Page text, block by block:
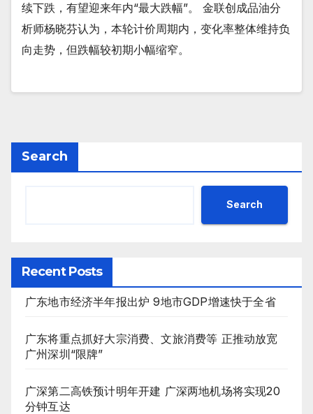
续下跌，有望迎来年内“最大跌幅”。 金联创成品油分
析师杨晓芬认为，本轮计价周期内，变化率整体维持负
向走势，但跌幅较初期小幅缩窄。
Search
Search
Recent Posts
广东地市经济半年报出炉 9地市GDP增速快于全省
广东将重点抓好大宗消费、文旅消费等 正推动放宽
广州深圳“限牌”
广深第二高铁预计明年开建 广深两地机场将实现20
分钟互达